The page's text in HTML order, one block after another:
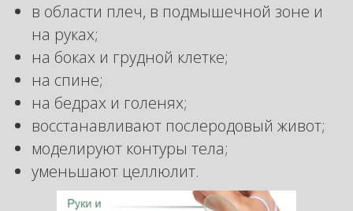
в области плеч, в подмышечной зоне и
на руках;
на боках и грудной клетке;
на спине;
на бедрах и голенях;
восстанавливают послеродовый живот;
моделируют контуры тела;
уменьшают целлюлит.